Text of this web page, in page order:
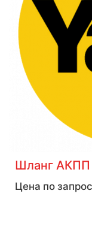
Шланг АКПП
Цена по